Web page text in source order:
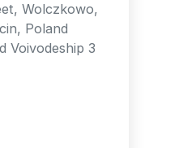
Wolczkowo,
Poland
Voivodeship 3